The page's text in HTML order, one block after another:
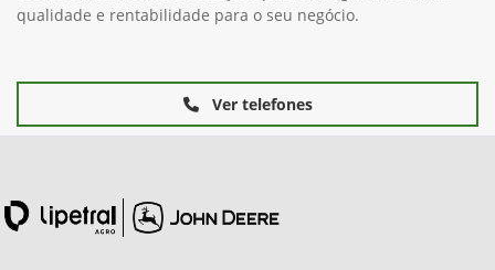
qualidade e rentabilidade para o seu negócio.
Ver telefones